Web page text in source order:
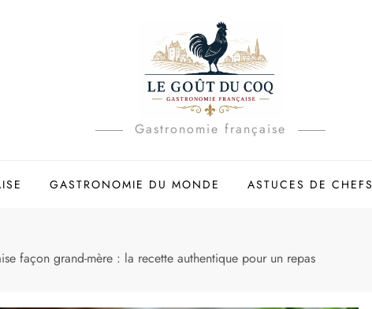
Gastronomie française
GASTRONOMIE DU MONDE ASTUCES DE CHEFS
façon grand-mère : la recette authentique pour un repas